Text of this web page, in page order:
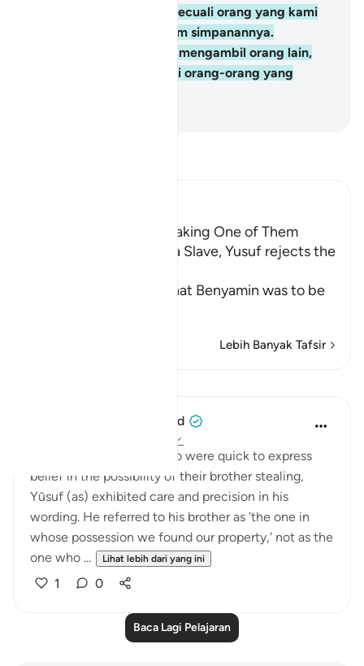
Yusuf's Brothers offer taking One of Them
instead of Binyamin as a Slave, Yusuf rejects the
When it was decided that Benyamin was to be
Lebih Banyak Tafsir
When the Stars Prostrated
💭 Unlike his brothers who were quick to express
belief in the possibility of their brother stealing,
Yūsuf (as) exhibited care and precision in his
wording. He referred to his brother as 'the one in
whose possession we found our property,' not as the
one who ...
Lihat lebih dari yang ini
1 0
Baca Lagi Pelajaran
mengambil sesiapapun kecuali orang yang kami
dapati barang kami dalam simpanannya.
Sesungguhnya jika kami mengambil orang lain,
nescaya menjadilah kami orang-orang yang